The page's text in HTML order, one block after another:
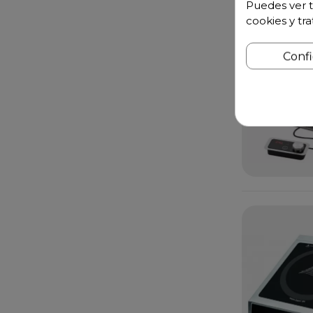
Puedes ver
cookies y